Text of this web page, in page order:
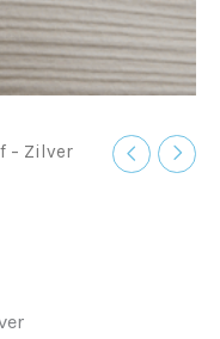
– Zilver